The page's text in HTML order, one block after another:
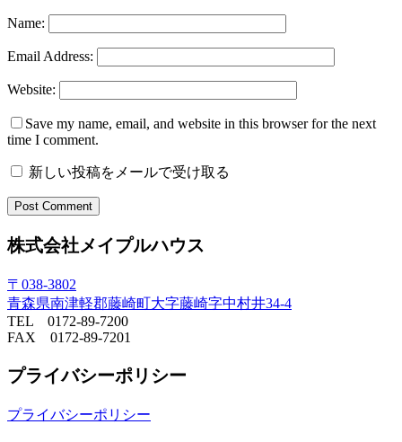
Name:
Email Address:
Website:
Save my name, email, and website in this browser for the next
time I comment.
新しい投稿をメールで受け取る
株式会社メイプルハウス
〒038-3802
青森県南津軽郡藤崎町大字藤崎字中村井34-4
TEL 0172-89-7200
FAX 0172-89-7201
プライバシーポリシー
プライバシーポリシー